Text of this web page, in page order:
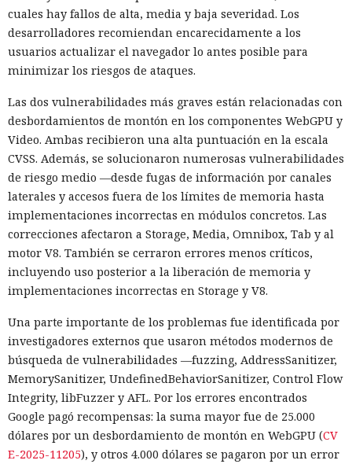
cuales hay fallos de alta, media y baja severidad. Los
desarrolladores recomiendan encarecidamente a los
usuarios actualizar el navegador lo antes posible para
minimizar los riesgos de ataques.
Las dos vulnerabilidades más graves están relacionadas con
desbordamientos de montón en los componentes WebGPU y
Video. Ambas recibieron una alta puntuación en la escala
CVSS. Además, se solucionaron numerosas vulnerabilidades
de riesgo medio —desde fugas de información por canales
laterales y accesos fuera de los límites de memoria hasta
implementaciones incorrectas en módulos concretos. Las
correcciones afectaron a Storage, Media, Omnibox, Tab y al
motor V8. También se cerraron errores menos críticos,
incluyendo uso posterior a la liberación de memoria y
implementaciones incorrectas en Storage y V8.
Una parte importante de los problemas fue identificada por
investigadores externos que usaron métodos modernos de
búsqueda de vulnerabilidades —fuzzing, AddressSanitizer,
MemorySanitizer, UndefinedBehaviorSanitizer, Control Flow
Integrity, libFuzzer y AFL. Por los errores encontrados
Google pagó recompensas: la suma mayor fue de 25.000
dólares por un desbordamiento de montón en WebGPU (CV
E-2025-11205), y otros 4.000 dólares se pagaron por un error